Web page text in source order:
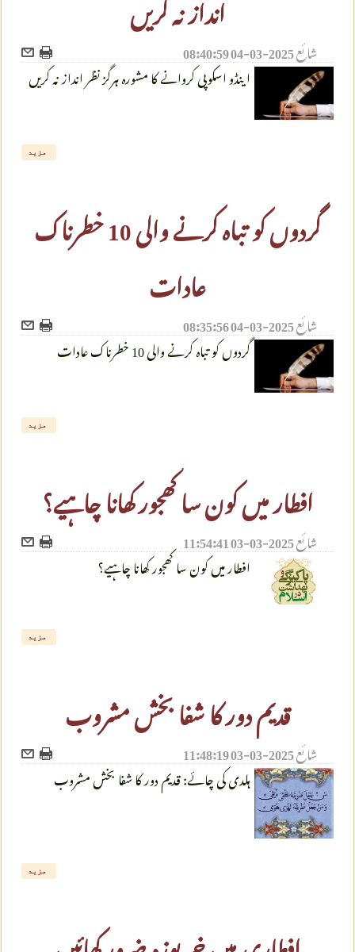
شائع2025-03-04 08:40:59
اینڈو اسکوپی کروانے کا مشورہ ہرگز نظر انداز نہ کریں
مزید
گردوں کو تباہ کرنے والی 10 خطرناک
عادات
شائع2025-03-04 08:35:56
گردوں کو تباہ کرنے والی 10 خطرناک عادات
مزید
افطار میں کون سا کھجور کھانا چاہیے؟
شائع2025-03-03 11:54:41
افطار میں کون سا کھجور کھانا چاہیے؟
مزید
قدیم دور کا شفا بخش مشروب
شائع2025-03-03 11:48:19
ہلدی کی چائے: قدیم دور کا شفا بخش مشروب
مزید